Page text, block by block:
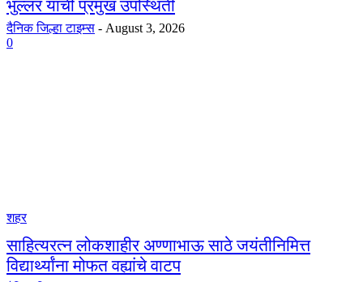
भुल्लर यांची प्रमुख उपस्थिती
दैनिक जिल्हा टाइम्स - August 3, 2026
0
शहर
साहित्यरत्न लोकशाहीर अण्णाभाऊ साठे जयंतीनिमित्त
विद्यार्थ्यांना मोफत वह्यांचे वाटप